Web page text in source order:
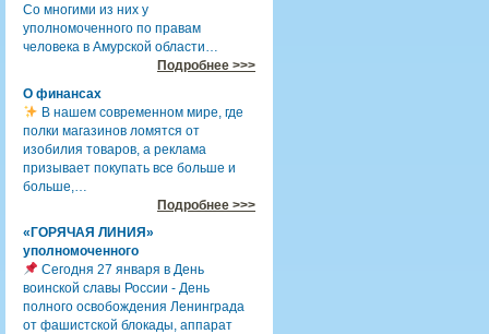
Со многими из них у
уполномоченного по правам
человека в Амурской области…
Подробнее >>>
О финансах
В нашем современном мире, где
полки магазинов ломятся от
изобилия товаров, а реклама
призывает покупать все больше и
больше,…
Подробнее >>>
«ГОРЯЧАЯ ЛИНИЯ»
уполномоченного
Сегодня 27 января в День
воинской славы России - День
полного освобождения Ленинграда
от фашистской блокады, аппарат